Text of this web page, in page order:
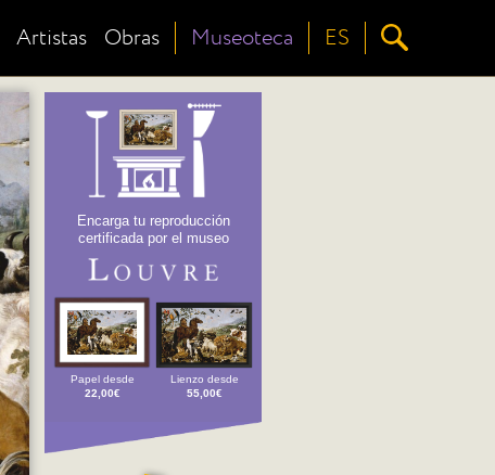
Artistas Obras Museoteca ES
Encarga tu reproducción
certificada por el museo
Papel desde
22,00€
Lienzo desde
55,00€